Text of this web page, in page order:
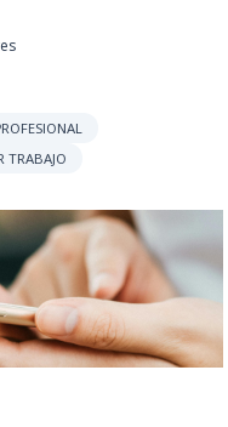
TRABAJO